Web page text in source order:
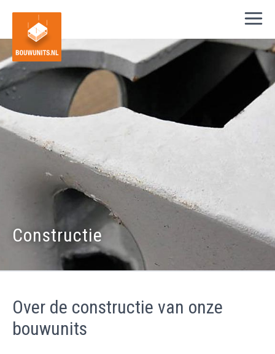
Constructie
Over de constructie van onze
bouwunits